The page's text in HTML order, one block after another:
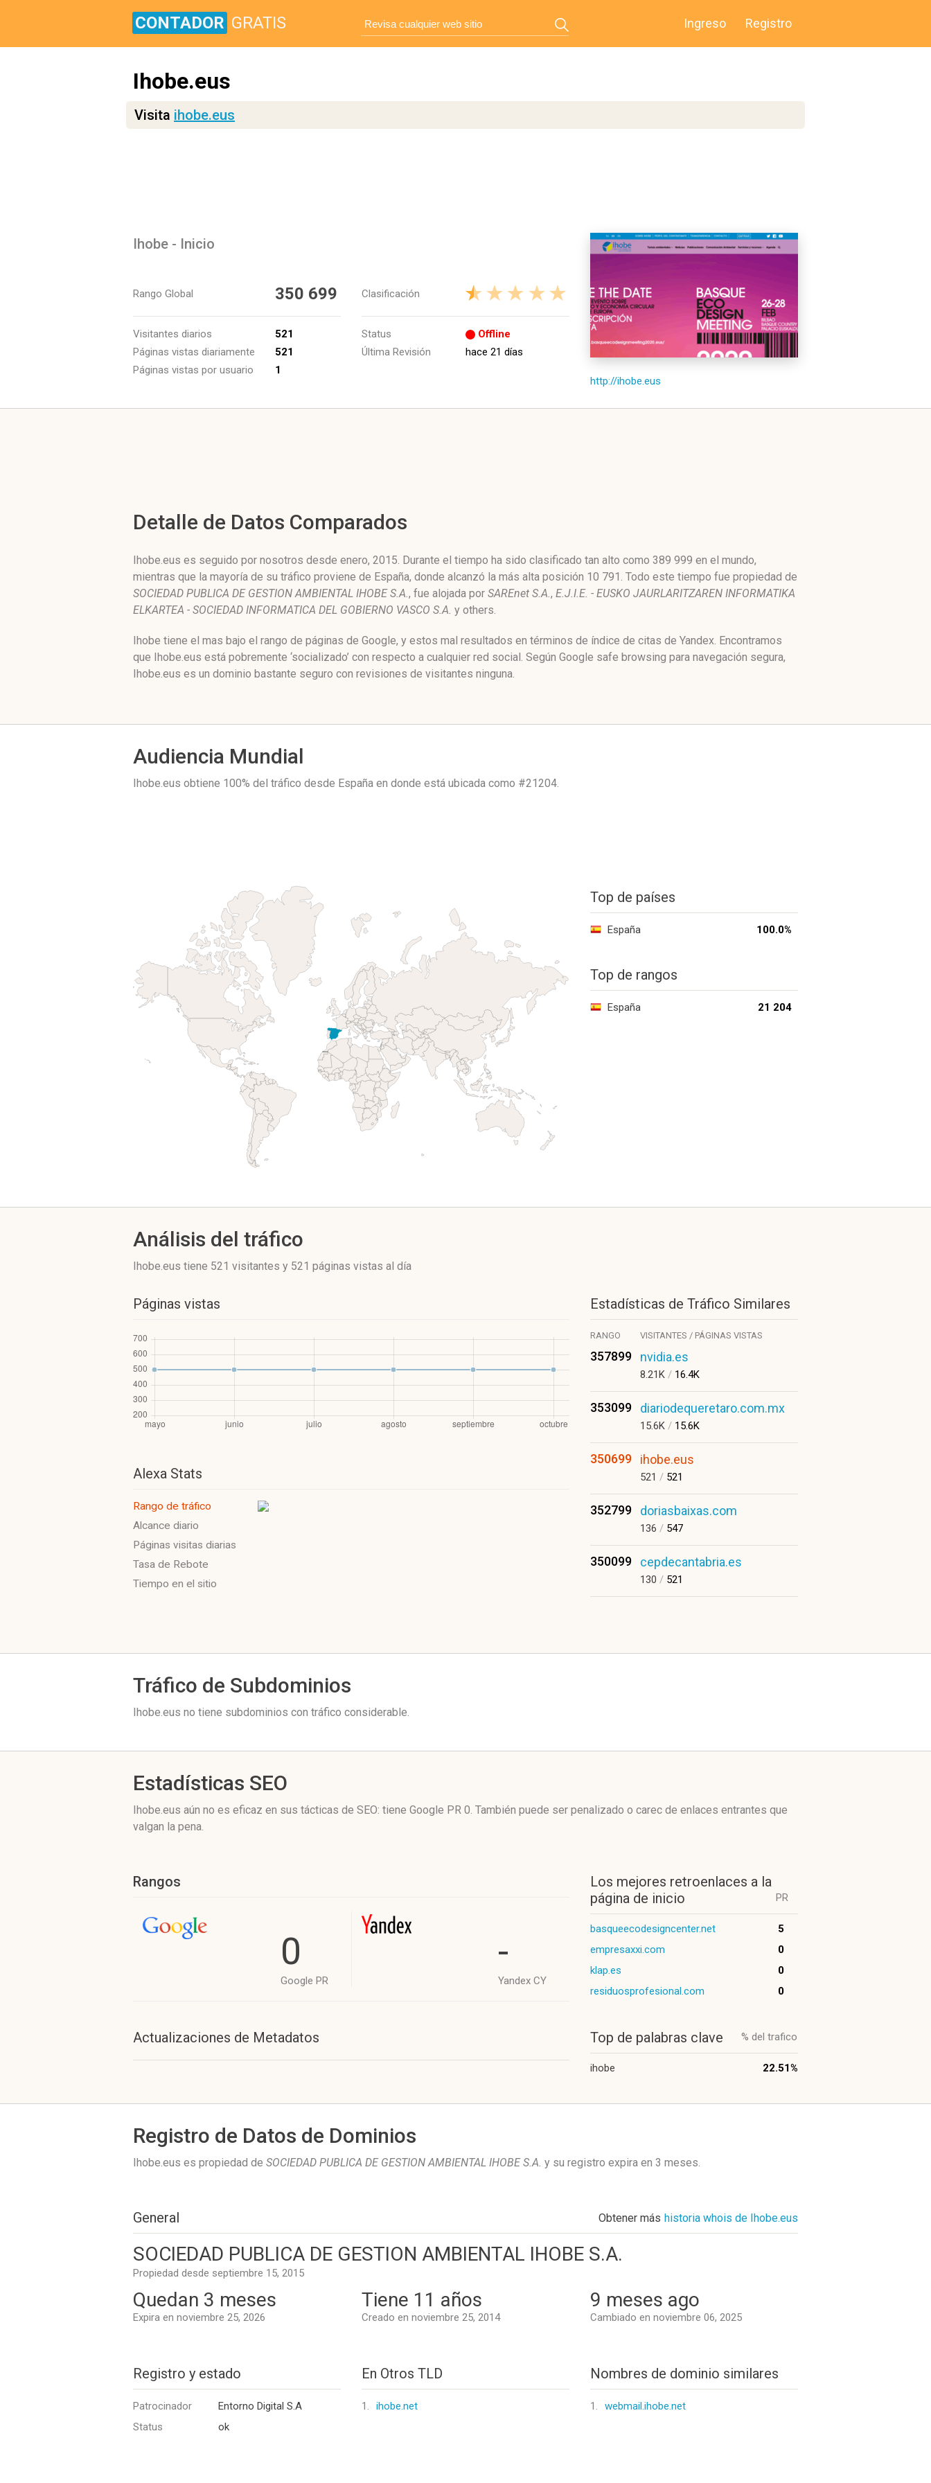
CONTADOR GRATIS Ingreso Registro
Ihobe.eus
Visita ihobe.eus
Ihobe - Inicio
Rango Global 350 699
Visitantes diarios
521
Páginas vistas diariamente
521
Páginas vistas por usuario
1
Clasificación
Status
Offline
Última Revisión
hace 21 días
http://ihobe.eus
Detalle de Datos Comparados
Ihobe.eus es seguido por nosotros desde enero, 2015. Durante el tiempo ha sido clasificado tan alto como 389 999 en el mundo,
mientras que la mayoría de su tráfico proviene de España, donde alcanzó la más alta posición 10 791. Todo este tiempo fue propiedad de
SOCIEDAD PUBLICA DE GESTION AMBIENTAL IHOBE S.A., fue alojada por SAREnet S.A., E.J.I.E. - EUSKO JAURLARITZAREN INFORMATIKA
ELKARTEA - SOCIEDAD INFORMATICA DEL GOBIERNO VASCO S.A. y others.
Ihobe tiene el mas bajo el rango de páginas de Google, y estos mal resultados en términos de índice de citas de Yandex. Encontramos
que Ihobe.eus está pobremente ‘socializado’ con respecto a cualquier red social. Según Google safe browsing para navegación segura,
Ihobe.eus es un dominio bastante seguro con revisiones de visitantes ninguna.
Audiencia Mundial
Ihobe.eus obtiene 100% del tráfico desde España en donde está ubicada como #21204.
Top de países
España 100.0%
Top de rangos
España 21 204
Análisis del tráfico
Ihobe.eus tiene 521 visitantes y 521 páginas vistas al día
Páginas vistas
Alexa Stats
Rango de tráfico
Alcance diario
Páginas visitas diarias
Tasa de Rebote
Tiempo en el sitio
Estadísticas de Tráfico Similares
RANGO VISITANTES / PÁGINAS VISTAS
357899 nvidia.es
8.21K / 16.4K
353099 diariodequeretaro.com.mx
15.6K / 15.6K
350699 ihobe.eus
521 / 521
352799 doriasbaixas.com
136 / 547
350099 cepdecantabria.es
130 / 521
Tráfico de Subdominios
Ihobe.eus no tiene subdominios con tráfico considerable.
Estadísticas SEO
Ihobe.eus aún no es eficaz en sus tácticas de SEO: tiene Google PR 0. También puede ser penalizado o carec de enlaces entrantes que
valgan la pena.
Rangos
0
Google PR
-
Yandex CY
Actualizaciones de Metadatos
Los mejores retroenlaces a la
página de inicio
PR
basqueecodesigncenter.net
5
empresaxxi.com
0
klap.es
0
residuosprofesional.com
0
Top de palabras clave % del trafico
ihobe 22.51%
Registro de Datos de Dominios
Ihobe.eus es propiedad de SOCIEDAD PUBLICA DE GESTION AMBIENTAL IHOBE S.A. y su registro expira en 3 meses.
General Obtener más historia whois de Ihobe.eus
SOCIEDAD PUBLICA DE GESTION AMBIENTAL IHOBE S.A.
Propiedad desde septiembre 15, 2015
Quedan 3 meses
Expira en noviembre 25, 2026
Tiene 11 años
Creado en noviembre 25, 2014
9 meses ago
Cambiado en noviembre 06, 2025
Registro y estado
Patrocinador
Entorno Digital S.A
Status
ok
En Otros TLD
1. ihobe.net
Nombres de dominio similares
1. webmail.ihobe.net